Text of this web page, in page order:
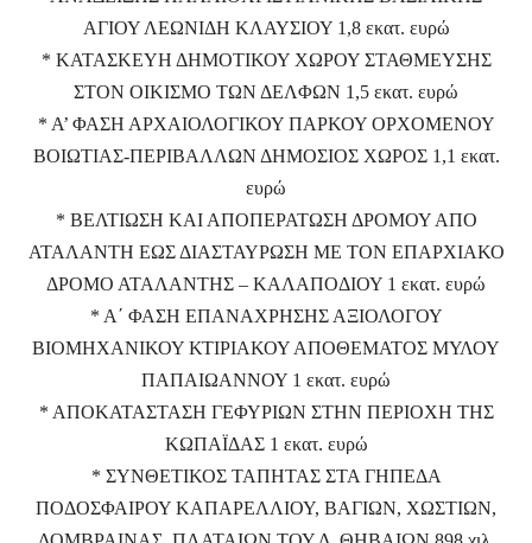
ΑΓΙΟΥ ΛΕΩΝΙΔΗ ΚΛΑΥΣΙΟΥ 1,8 εκατ. ευρώ
* ΚΑΤΑΣΚΕΥΗ ΔΗΜΟΤΙΚΟΥ ΧΩΡΟΥ ΣΤΑΘΜΕΥΣΗΣ
ΣΤΟΝ ΟΙΚΙΣΜΟ ΤΩΝ ΔΕΛΦΩΝ 1,5 εκατ. ευρώ
* Α’ ΦΑΣΗ ΑΡΧΑΙΟΛΟΓΙΚΟΥ ΠΑΡΚΟΥ ΟΡΧΟΜΕΝΟΥ
ΒΟΙΩΤΙΑΣ-ΠΕΡΙΒΑΛΛΩΝ ΔΗΜΟΣΙΟΣ ΧΩΡΟΣ 1,1 εκατ.
ευρώ
* ΒΕΛΤΙΩΣΗ ΚΑΙ ΑΠΟΠΕΡΑΤΩΣΗ ΔΡΟΜΟΥ ΑΠΟ
ΑΤΑΛΑΝΤΗ ΕΩΣ ΔΙΑΣΤΑΥΡΩΣΗ ΜΕ ΤΟΝ ΕΠΑΡΧΙΑΚΟ
ΔΡΟΜΟ ΑΤΑΛΑΝΤΗΣ – ΚΑΛΑΠΟΔΙΟΥ 1 εκατ. ευρώ
* Α΄ ΦΑΣΗ ΕΠΑΝΑΧΡΗΣΗΣ ΑΞΙΟΛΟΓΟΥ
ΒΙΟΜΗΧΑΝΙΚΟΥ ΚΤΙΡΙΑΚΟΥ ΑΠΟΘΕΜΑΤΟΣ ΜΥΛΟΥ
ΠΑΠΑΙΩΑΝΝΟΥ 1 εκατ. ευρώ
* ΑΠΟΚΑΤΑΣΤΑΣΗ ΓΕΦΥΡΙΩΝ ΣΤΗΝ ΠΕΡΙΟΧΗ ΤΗΣ
ΚΩΠΑΪΔΑΣ 1 εκατ. ευρώ
* ΣΥΝΘΕΤΙΚΟΣ ΤΑΠΗΤΑΣ ΣΤΑ ΓΗΠΕΔΑ
ΠΟΔΟΣΦΑΙΡΟΥ ΚΑΠΑΡΕΛΛΙΟΥ, ΒΑΓΙΩΝ, ΧΩΣΤΙΩΝ,